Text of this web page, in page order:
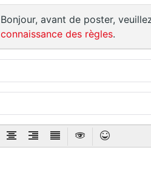
Bonjour, avant de poster,
connaissance des règles.